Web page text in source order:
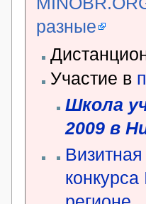
разные
Участие в
Школа
2009 в